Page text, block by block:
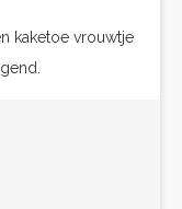
kaketoe vrouwtje